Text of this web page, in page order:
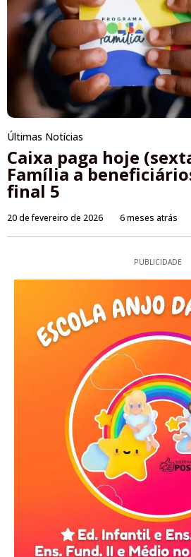
Últimas Notícias
Caixa paga hoje
Família a
final 5
20 de fevereiro de 2026 6 meses atrás
PUBLICIDADE